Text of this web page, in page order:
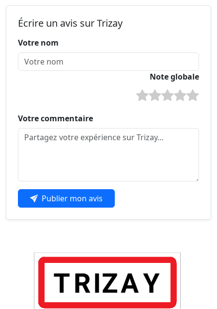
Écrire un avis sur Trizay
Votre nom
Note globale
Votre commentaire
Publier mon avis